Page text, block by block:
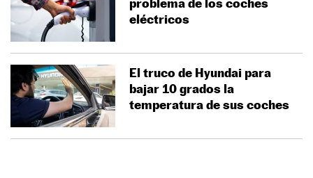
problema de los coches
eléctricos
El truco de Hyundai para
bajar 10 grados la
temperatura de sus coches